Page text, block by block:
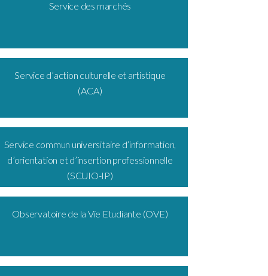
Service des marchés
Service d’action culturelle et artistique
(ACA)
Service commun universitaire d’information,
d’orientation et d’insertion professionnelle
(SCUIO-IP)
Observatoire de la Vie Etudiante (OVE)